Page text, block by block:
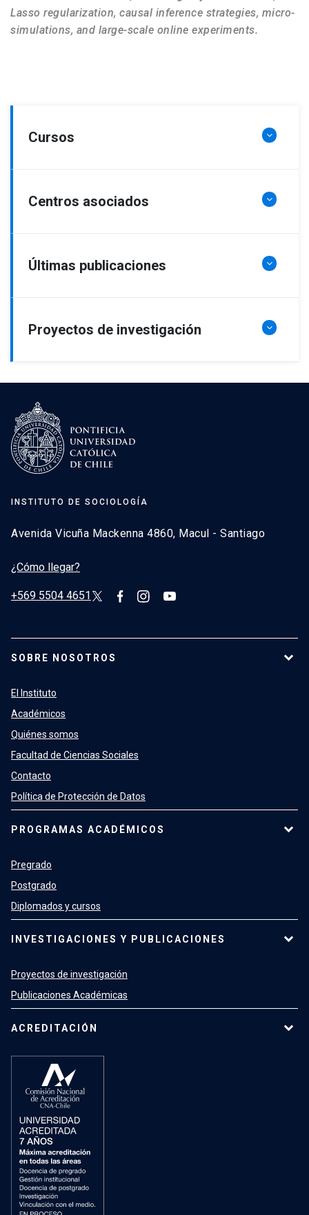
Lasso regularization, causal inference strategies, micro-
simulations, and large-scale online experiments.
Cursos
Centros asociados
Últimas publicaciones
Proyectos de investigación
INSTITUTO DE SOCIOLOGÍA
Avenida Vicuña Mackenna 4860, Macul - Santiago
¿Cómo llegar?
+569 5504 4651
SOBRE NOSOTROS
El Instituto
Académicos
Quiénes somos
Facultad de Ciencias Sociales
Contacto
Política de Protección de Datos
PROGRAMAS ACADÉMICOS
Pregrado
Postgrado
Diplomados y cursos
INVESTIGACIONES Y PUBLICACIONES
Proyectos de investigación
Publicaciones Académicas
ACREDITACIÓN